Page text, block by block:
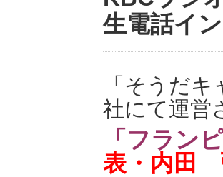
生電話イ
「そうだ
社にて運営
「フラン
表・内田